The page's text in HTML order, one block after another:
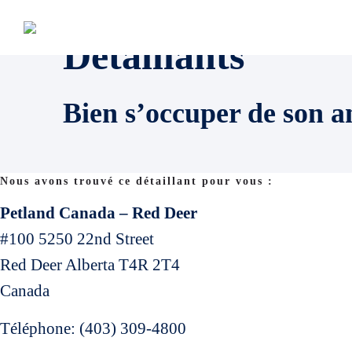
Détaillants
Bien s’occuper de son
Nous avons trouvé ce détaillant pour vous :
Petland Canada – Red Deer
#100 5250 22nd Street
Red DeerAlberta T4R 2T4
Canada
Téléphone: (403) 309-4800